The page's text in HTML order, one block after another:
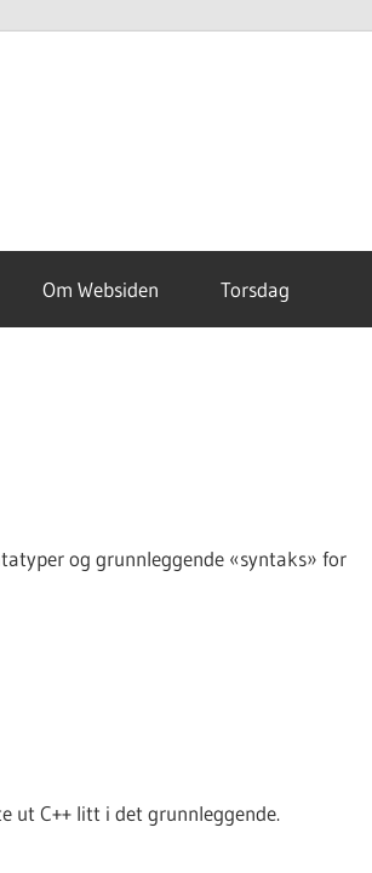
Om Websiden Torsdag
og grunnleggende «syntaks» for
ut C++ litt i det grunnleggende.